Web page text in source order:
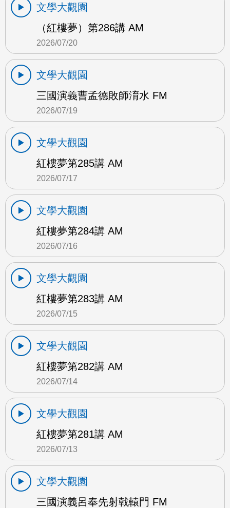
文學大觀園
（紅樓夢）第286講 AM
2026/07/20
文學大觀園
三國演義曹孟德敗師淯水 FM
2026/07/19
文學大觀園
紅樓夢第285講 AM
2026/07/17
文學大觀園
紅樓夢第284講 AM
2026/07/16
文學大觀園
紅樓夢第283講 AM
2026/07/15
文學大觀園
紅樓夢第282講 AM
2026/07/14
文學大觀園
紅樓夢第281講 AM
2026/07/13
文學大觀園
三國演義呂奉先射戟轅門 FM